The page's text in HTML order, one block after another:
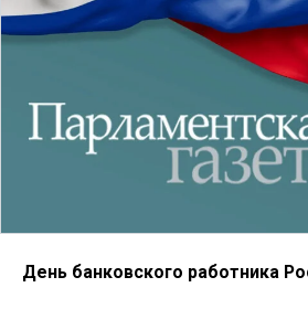
День банковского работника